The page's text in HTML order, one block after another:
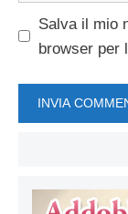
Salva il mio
browser per